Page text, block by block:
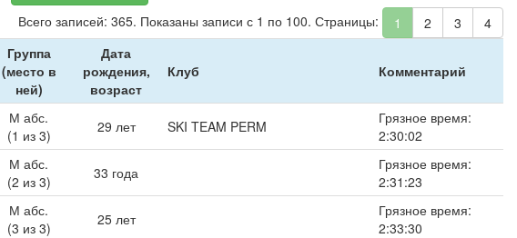
Всего записей: 365. Показаны записи с 1 по 100. Страницы:
1 2 3 4
Группа
(место в
ней)
Дата
рождения,
возраст
Клуб Комментарий
М абс.
(1 из 3)
29 лет SKI TEAM PERM
Грязное время:
2:30:02
М абс.
(2 из 3)
33 года
Грязное время:
2:31:23
М абс.
(3 из 3)
25 лет
Грязное время:
2:33:30